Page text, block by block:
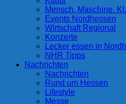
Mensch. Maschine. KI.
Events Nordhessen
Wirtschaft Regional
Konzerte
Lecker essen in
NHR Tipps
Nachrichten
Nachrichten
Rund um Hessen
Lifestyle
Messe